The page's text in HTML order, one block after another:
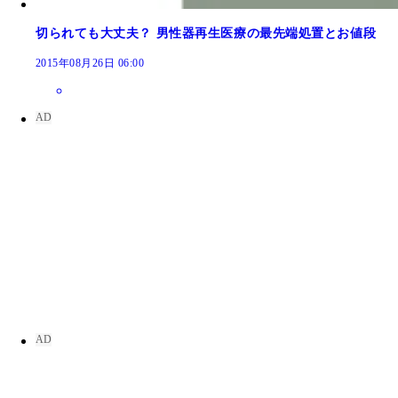
切られても大丈夫？ 男性器再生医療の最先端処置とお値段
2015年08月26日 06:00